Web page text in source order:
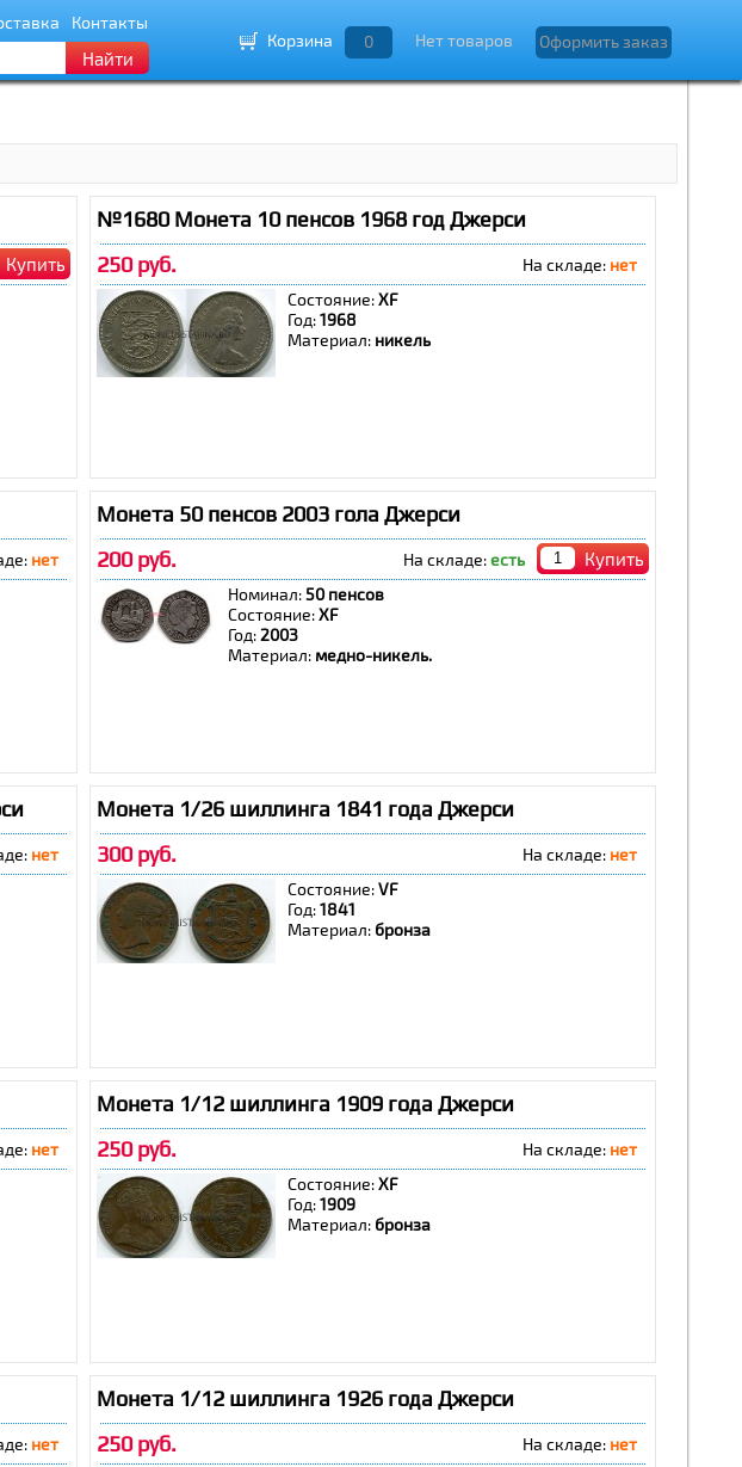
Контакты
Найти
Корзина 0 Нет товаров Оформить заказ
Купить
№1680 Монета 10 пенсов 1968 год Джерси
250 руб.
На складе: нет
Состояние:XF
Год:1968
Материал: никель
нет
Монета 50 пенсов 2003 гола Джерси
200 руб.
На складе:есть Купить
Номинал:50 пенсов
Состояние:ХF
Год:2003
Материал: медно-никель.
нет
Монета 1/26 шиллинга 1841 года Джерси
300 руб.
На складе: нет
Состояние:VF
Год:1841
Материал: бронза
нет
Монета 1/12 шиллинга 1909 года Джерси
250 руб.
На складе: нет
Состояние:XF
Год:1909
Материал: бронза
нет
Монета 1/12 шиллинга 1926 года Джерси
250 руб.
На складе: нет